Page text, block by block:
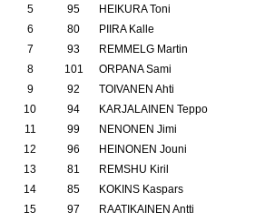
5
95 HEIKURA Toni
6
80 PIIRA Kalle
7
93 REMMELG Martin
8
101 ORPANA Sami
9
92 TOIVANEN Ahti
10
94 KARJALAINEN Teppo
11
99 NENONEN Jimi
12
96 HEINONEN Jouni
13
81 REMSHU Kiril
14
85 KOKINS Kaspars
15
97 RAATIKAINEN Antti